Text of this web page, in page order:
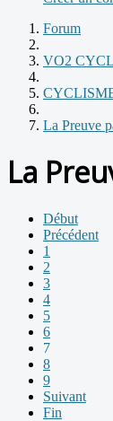
Forum
VO2
La Preuve
La
Début
Précédent
1
2
3
4
5
6
7
8
9
Suivant
Fin